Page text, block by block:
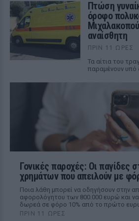
Πτώση
όροφο
αναίσθητη
ΠΡΙΝ 11 ΏΡΕΣ
Τα αίτια του
παραμένουν υπό
Γονικές παροχές: Οι παγίδες
χρημάτων που απειλούν με
Ποια λάθη μπορεί να οδηγήσουν στην
αφορολόγητου των 800.000 ευρώ και
δωρεά σε φόρο 10% από το πρώτο
ΠΡΙΝ 11 ΏΡΕΣ